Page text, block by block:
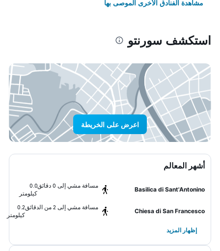
مشاهدة الفنادق الأخرى الموصى بها
استكشف سورنتو
اعرض على الخريطة
أشهر المعالم
Basilica di Sant'Antonino
مسافة مشي إلى 0 دقائق
0.0
كيلومتر
Chiesa di San Francesco
مسافة مشي إلى 2 من الدقائق
0.2
كيلومتر
إظهار المزيد